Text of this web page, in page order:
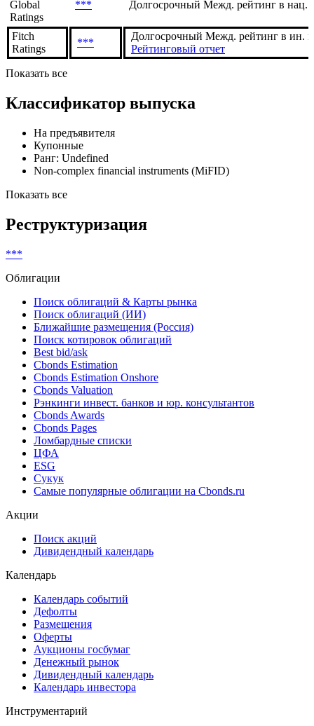
Global
Ratings
*** Долгосрочный Межд. рейтинг в нац.
Fitch
Ratings
***
Долгосрочный Межд. рейтинг в ин.
Рейтинговый отчет
Показать все
Классификатор выпуска
На предъявителя
Купонные
Ранг: Undefined
Non-complex financial instruments (MiFID)
Показать все
Реструктуризация
***
Облигации
Поиск облигаций & Карты рынка
Поиск облигаций (ИИ)
Ближайшие размещения (Россия)
Поиск котировок облигаций
Best bid/ask
Cbonds Estimation
Cbonds Estimation Onshore
Cbonds Valuation
Рэнкинги инвест. банков и юр. консультантов
Cbonds Awards
Cbonds Pages
Ломбардные списки
ЦФА
ESG
Сукук
Самые популярные облигации на Cbonds.ru
Акции
Поиск акций
Дивидендный календарь
Календарь
Календарь событий
Дефолты
Размещения
Оферты
Аукционы госбумаг
Денежный рынок
Дивидендный календарь
Календарь инвестора
Инструментарий